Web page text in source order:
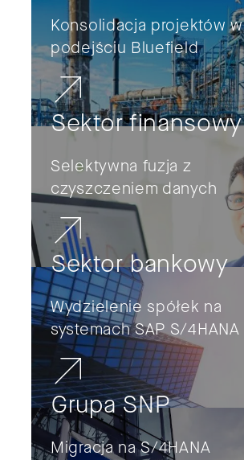
Konsolidacja projektów w
podejściu Bluefield
Sektor finansowy
Selektywna fuzja z
czyszczeniem danych
Sektor bankowy
Wydzielenie spółek na
systemach SAP S/4HANA
Grupa SNP
Migracja na S/4HANA